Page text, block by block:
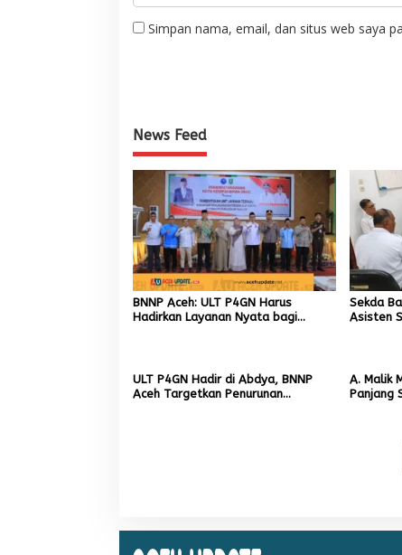
Simpan nama, email, dan situs web saya
News Feed
BNNP Aceh: ULT P4GN Harus
Hadirkan Layanan Nyata bagi
Sekda
Asisten
ULT P4GN Hadir di Abdya, BNNP
Aceh Targetkan Penurunan
A. Malik
Panjang